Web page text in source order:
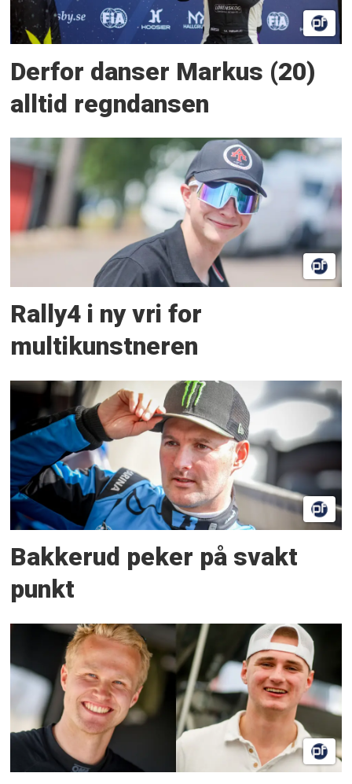
Derfor danser Markus (20)
alltid regndansen
Rally4 i ny vri for
multikunstneren
Bakkerud peker på svakt
punkt